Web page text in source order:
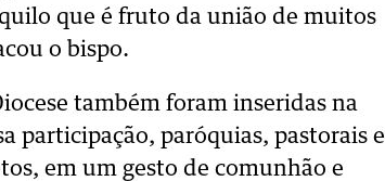
que é fruto da união de muitos
o bispo.
também foram inseridas na
participação, paróquias, pastorais e
em um gesto de comunhão e